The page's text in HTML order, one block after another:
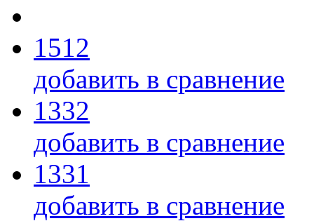
1512
добавить в сравнение
1332
добавить в сравнение
1331
добавить в сравнение